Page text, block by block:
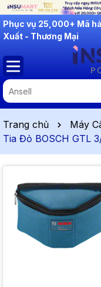
INSUMART: Lắng
Trang chủ Máy
Tia Đỏ BOSCH GTL